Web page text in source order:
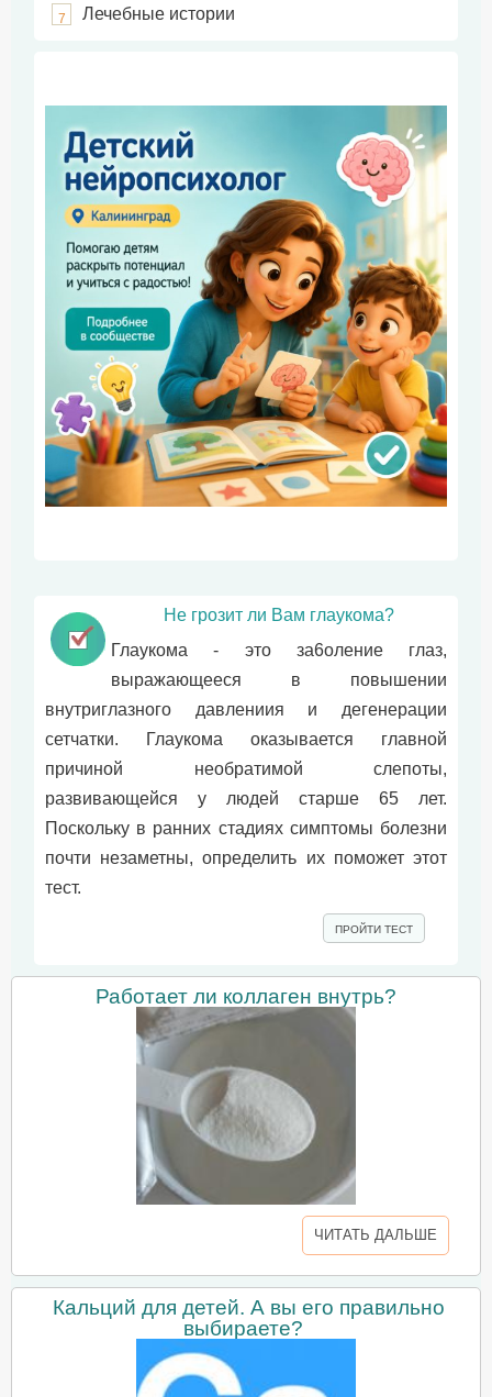
7 Лечебные истории
Не грозит ли Вам глаукома?
Глаукома - это за6оление глаз,
выражающееся в повышении
внyтpиглазного давлениия и дегенерации
сетчатки. Глаукома оказывается главной
причиной необратимой слепоты,
развивающейся у людей старше 65 лет.
Поскольку в ранних стадиях симптомы болезни
почти незаметны, определить их поможет этот
тест.
ПРОЙТИ ТЕСТ
Работает ли коллаген внутрь?
ЧИТАТЬ ДАЛЬШЕ
Кальций для детей. А вы его правильно
выбираете?